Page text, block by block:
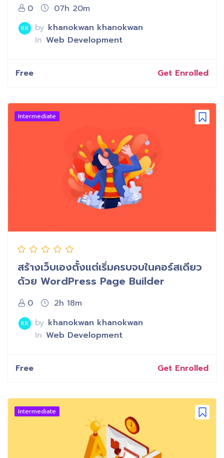
0 07h 20m
KK by khanokwan khanokwan
In Web Development
Free Get Enrolled
Intermediate
สร้างเว็บเองตั้งแต่เริ่มครบจบในคอร์สเดียว
ด้วย WordPress Page Builder
0 2h 18m
KK by khanokwan khanokwan
In Web Development
Free Get Enrolled
Intermediate